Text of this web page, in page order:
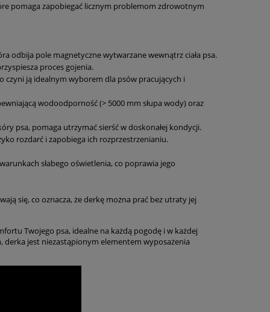
pomaga zapobiegać licznym problemom zdrowotnym
odbija pole magnetyczne wytwarzane wewnątrz ciała psa.
proces gojenia.
czyni ją idealnym wyborem dla psów pracujących i
wodoodporność (> 5000 mm słupa wody) oraz
psa, pomaga utrzymać sierść w doskonałej kondycji.
rozdarć i zapobiega ich rozprzestrzenianiu.
słabego oświetlenia, co poprawia jego
się, co oznacza, że derkę można prać bez utraty jej
Twojego psa, idealne na każdą pogodę i w każdej
jest niezastąpionym elementem wyposażenia